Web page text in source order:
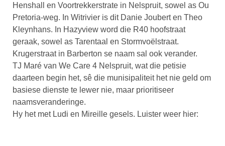
Henshall en Voortrekkerstrate in Nelspruit, sowel as Ou
Pretoria-weg. In Witrivier is dit Danie Joubert en Theo
Kleynhans. In Hazyview word die R40 hoofstraat
geraak, sowel as Tarentaal en Stormvoëlstraat.
Krugerstraat in Barberton se naam sal ook verander.
TJ Maré van We Care 4 Nelspruit, wat die petisie
daarteen begin het, sê die munisipaliteit het nie geld om
basiese dienste te lewer nie, maar prioritiseer
naamsveranderinge.
Hy het met Ludi en Mireille gesels. Luister weer hier: